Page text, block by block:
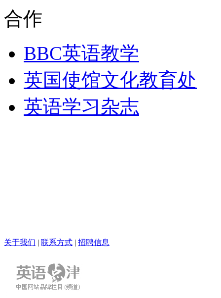
合作
BBC英语教学
英国使馆文化教育处
英语学习杂志
关于我们 | 联系方式 | 招聘信息